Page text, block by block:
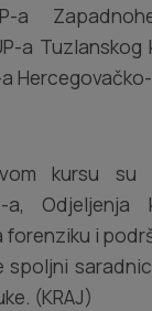
a Tuzlanskog
kursu su
a, Odjeljenja
forenziku i
spoljni
(KRAJ)